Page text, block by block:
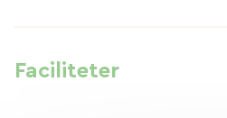
Faciliteter